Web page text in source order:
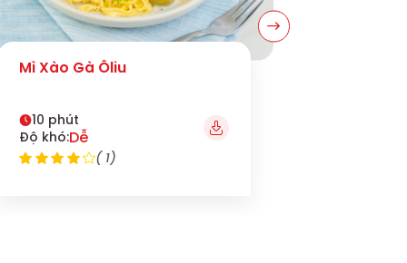
Mì Xào Gà Ôliu
10 phút
Độ khó:Dễ
( 1)